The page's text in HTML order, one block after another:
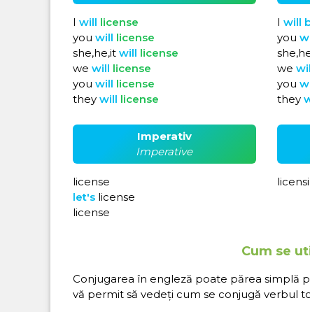
I will license
you will license
she,he,it will license
we will license
you will license
they will license
I will
you
we
you
they
Imperativ
Imperative
license
let's license
license
Cum se
Conjugarea în engleză poate părea simplă
vă permit să vedeți cum se conjugă verbul